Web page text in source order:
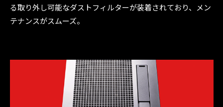
る取り外し可能なダストフィルターが装着されており、メン
テナンスがスムーズ。